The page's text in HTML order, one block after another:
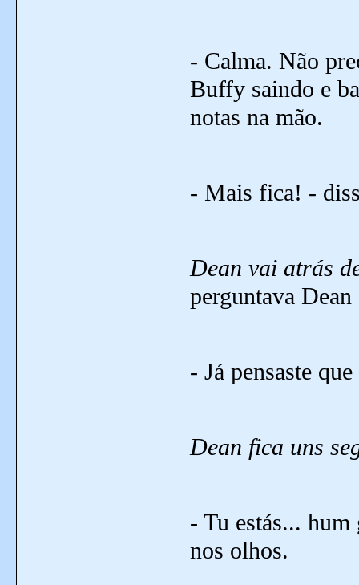
- Calma. Não
Buffy saindo e
notas na mão.
- Mais fica! -
Dean vai atrás
perguntava
- Já pensaste
Dean fica uns
- Tu estás...
nos olhos.